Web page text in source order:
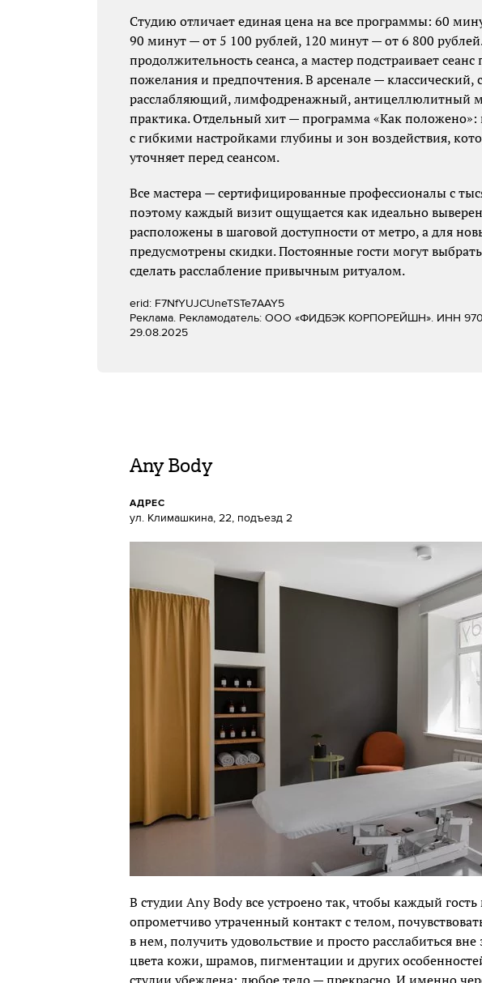
Студию отличает единая цена на все программы: 60
90 минут — от 5 100 рублей, 120 минут — от 6 800
продолжительность сеанса, а мастер подстраивает сеанс
пожелания и предпочтения. В арсенале — классический,
расслабляющий, лимфодренажный, антицеллюлитный
практика. Отдельный хит — программа «Как положено»:
с гибкими настройками глубины и зон воздействия,
уточняет перед сеансом.
Все мастера — сертифицированные профессионалы с
поэтому каждый визит ощущается как идеально
расположены в шаговой доступности от метро, а для
предусмотрены скидки. Постоянные гости могут
сделать расслабление привычным ритуалом.
erid: F7NfYUJCUneTSTe7AAY5
Реклама. Рекламодатель: ООО «ФИДБЭК КОРПОРЕЙШН». ИНН
29.08.2025
Any Body
АДРЕС
ул. Климашкина, 22, подъезд 2
В студии Any Body все устроено так, чтобы каждый гость
опрометчиво утраченный контакт с телом,
в нем, получить удовольствие и просто расслабиться вне
цвета кожи, шрамов, пигментации и других